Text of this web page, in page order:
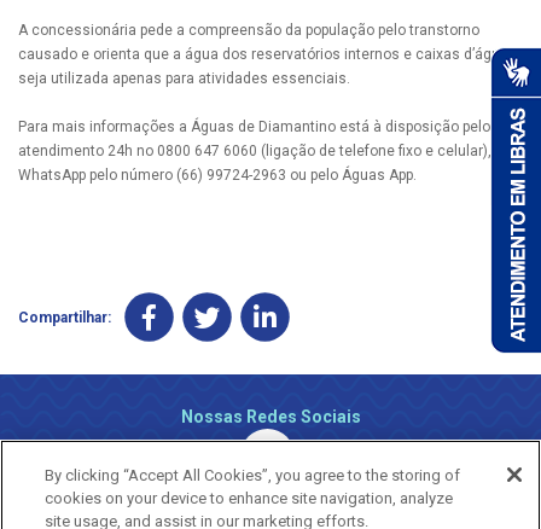
A concessionária pede a compreensão da população pelo transtorno
causado e orienta que a água dos reservatórios internos e caixas d’água
seja utilizada apenas para atividades essenciais.
Para mais informações a Águas de Diamantino está à disposição pelo
atendimento 24h no 0800 647 6060 (ligação de telefone fixo e celular), via
WhatsApp pelo número (66) 99724-2963 ou pelo Águas App.
Compartilhar:
Nossas Redes Sociais
By clicking “Accept All Cookies”, you agree to the storing of
cookies on your device to enhance site navigation, analyze
site usage, and assist in our marketing efforts.